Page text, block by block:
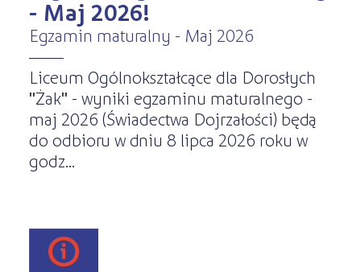
Kursy ONLINE
Kursy stacjonarne
Kariera
s STREFA SŁUCHACZA
- Maj 2026!
Egzamin maturalny - Maj 2026
Liceum Ogólnokształcące dla Dorosłych
"Żak" - wyniki egzaminu maturalnego -
maj 2026 (Świadectwa Dojrzałości) będą
do odbioru w dniu 8 lipca 2026 roku w
godz...